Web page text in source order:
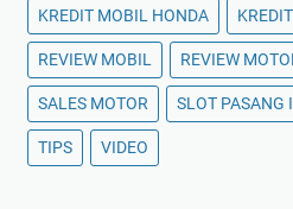
KREDIT MOBIL HONDA
REVIEW MOBIL REVIEW
SALES MOTOR SLOT PASANG
TIPS VIDEO